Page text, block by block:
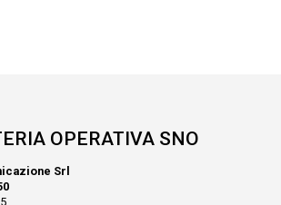
OPERATIVA SNO
Srl